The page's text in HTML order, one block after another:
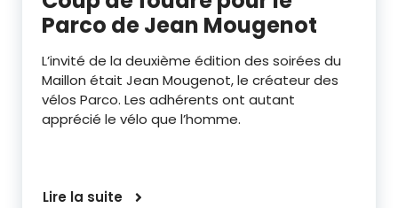
Parco de Jean Mougenot
L’invité de la deuxième édition des soirées du
Maillon était Jean Mougenot, le créateur des
vélos Parco. Les adhérents ont autant
apprécié le vélo que l’homme.
Lire la suite